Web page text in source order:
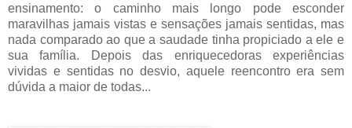
ensinamento: o caminho mais longo pode esconder
maravilhas jamais vistas e sensações jamais sentidas, mas
nada comparado ao que a saudade tinha propiciado a ele e
sua família. Depois das enriquecedoras experiências
vividas e sentidas no desvio, aquele reencontro era sem
dúvida a maior de todas...